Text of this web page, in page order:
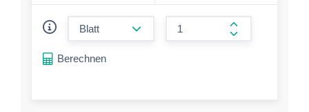
form.increase-
Berechnen